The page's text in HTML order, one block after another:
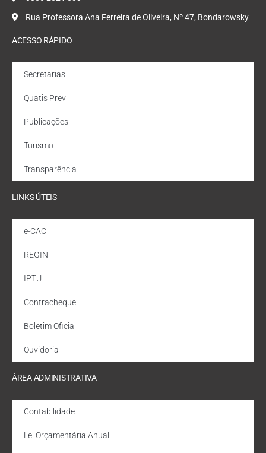
Rua Professora Ana Ferreira de Oliveira, Nº 47, Bondarowsky
ACESSO RÁPIDO
Secretarias
Quatis Prev
Publicações
Turismo
Transparência
LINKS ÚTEIS
e-CAC
REGIN
IPTU
Contracheque
Boletim Oficial
Ouvidoria
ÁREA ADMINISTRATIVA
Contabilidade
Lei Orçamentária Anual